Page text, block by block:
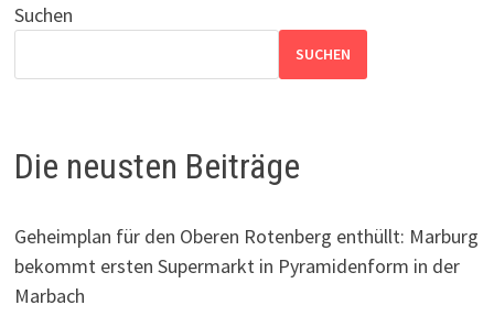
Suchen
SUCHEN
Die neusten Beiträge
Geheimplan für den Oberen Rotenberg enthüllt: Marburg
bekommt ersten Supermarkt in Pyramidenform in der
Marbach